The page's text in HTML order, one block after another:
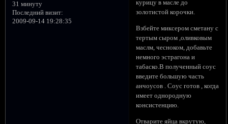
31 минуту
Последний визит:
2009-09-14 19:28:35
курицу в масле до
золотистой корочки.
Взбейте миксером сметану с
тертым сыром ,оливковым
маслм, чесноком, добавьте
немного эстрагона и
табаско.В полученный соус
введите большую часть
анчоусов . Соус готов , когда
имеет однородную
консистенцию.
Отварите яйца вкрутую,